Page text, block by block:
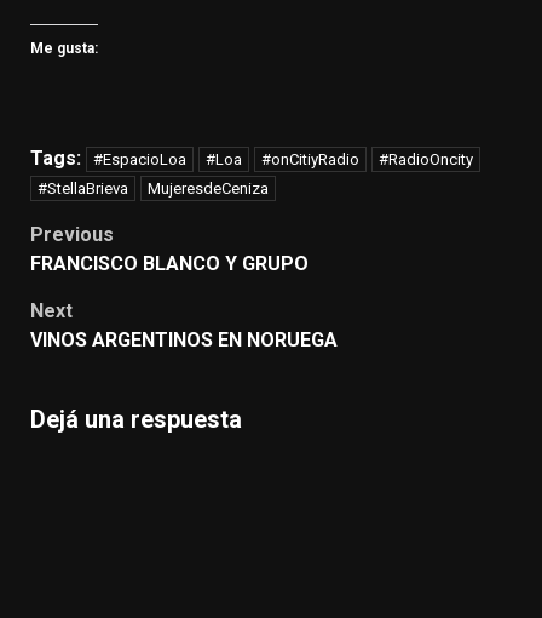
Me gusta:
Tags: #EspacioLoa #Loa #onCitiyRadio
#RadioOncity
#StellaBrieva
MujeresdeCeniza
Post
navigation
Previous
FRANCISCO BLANCO Y GRUPO
Next
VINOS ARGENTINOS EN NORUEGA
Dejá una respuesta